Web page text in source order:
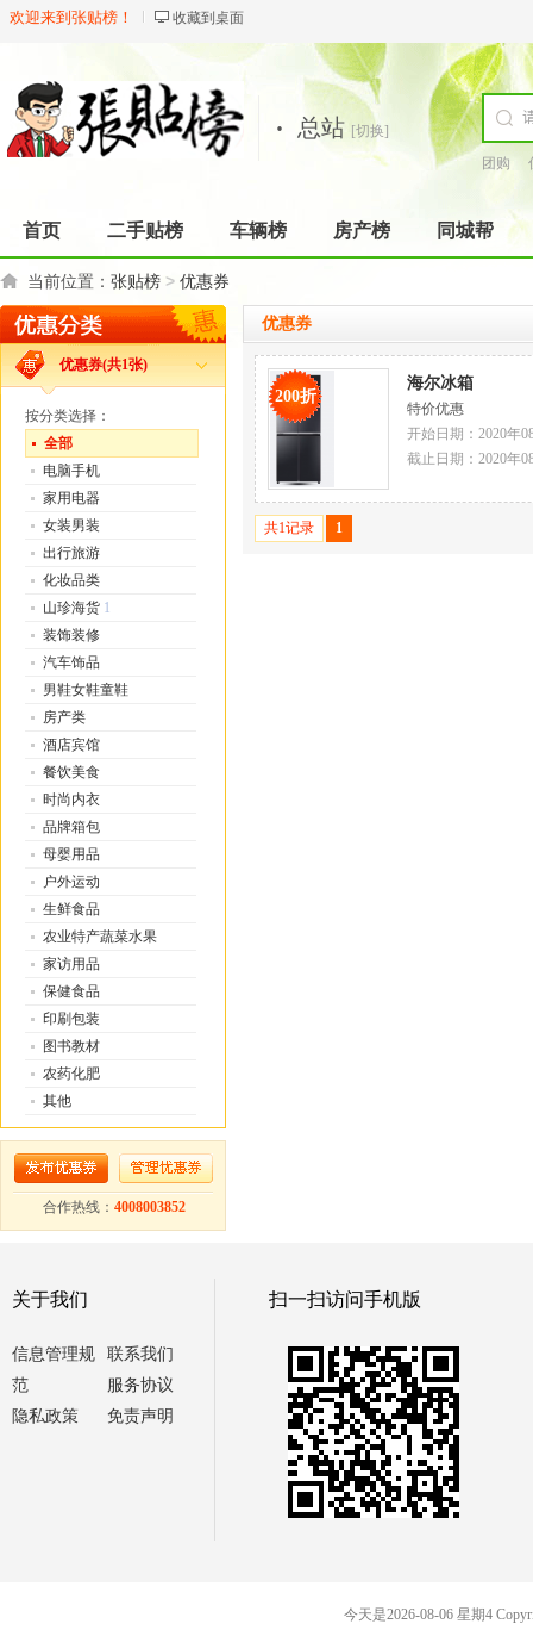
欢迎来到张贴榜！ 收藏到桌面
· 总站 [切换]
团购
首页 二手贴榜 车辆榜 房产榜 同城帮
当前位置： 张贴榜 > 优惠券
优惠券(共1张)
按分类选择：
全部
电脑手机
家用电器
女装男装
出行旅游
化妆品类
山珍海货 1
装饰装修
汽车饰品
男鞋女鞋童鞋
房产类
酒店宾馆
餐饮美食
时尚内衣
品牌箱包
母婴用品
户外运动
生鲜食品
农业特产蔬菜水果
家访用品
保健食品
印刷包装
图书教材
农药化肥
其他
合作热线： 4008003852
优惠券
200折
海尔冰箱
特价优惠
开始日期：2020年
截止日期：2020年
共1记录 1
关于我们
信息管理规
范
联系我们
服务协议
隐私政策
免责声明
扫一扫访问手机版
今天是2026-08-06 星期4